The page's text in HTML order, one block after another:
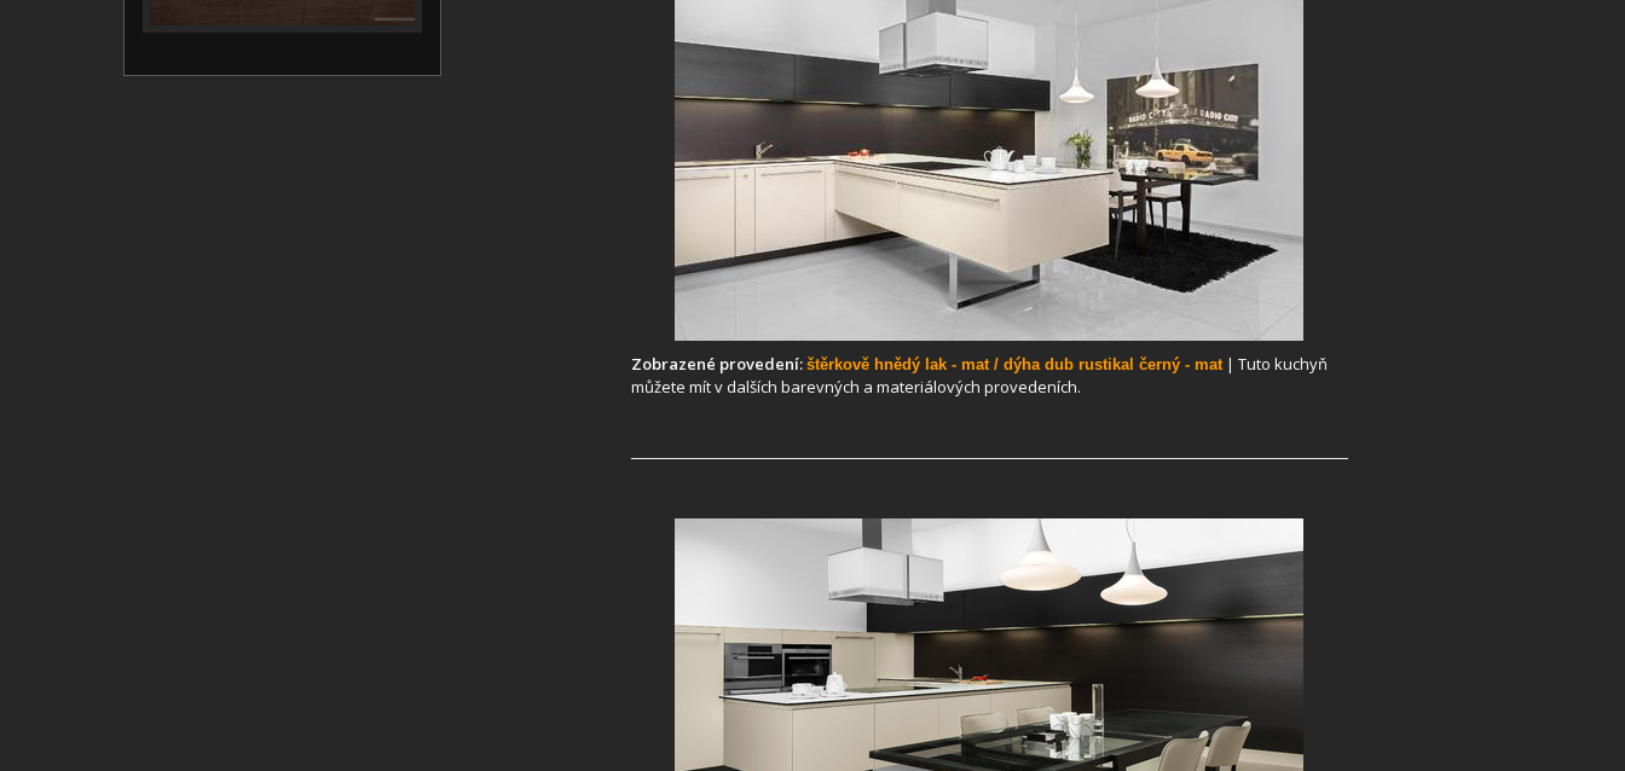
Zobrazené provedení: štěrkově hnědý lak - mat / dýha dub rustikal černý - mat| Tuto kuchyň
můžete mít v dalších barevných a materiálových provedeních.